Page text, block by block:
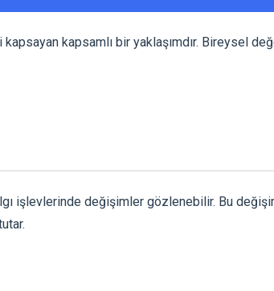
kapsamlı bir yaklaşımdır. Bireysel
işlevlerinde değişimler gözlenebilir. Bu